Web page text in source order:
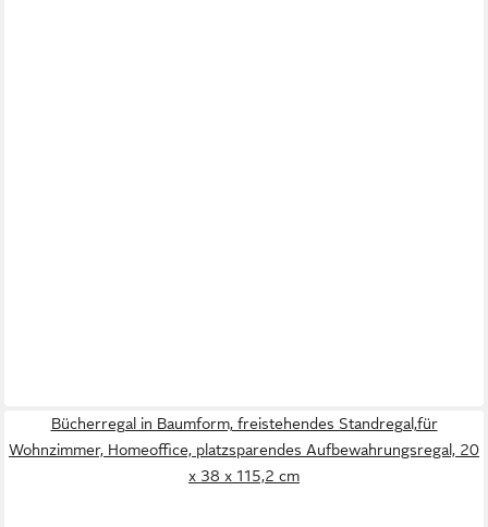
Bücherregal in Baumform, freistehendes Standregal,für
Wohnzimmer, Homeoffice, platzsparendes Aufbewahrungsregal, 20
x 38 x 115,2 cm